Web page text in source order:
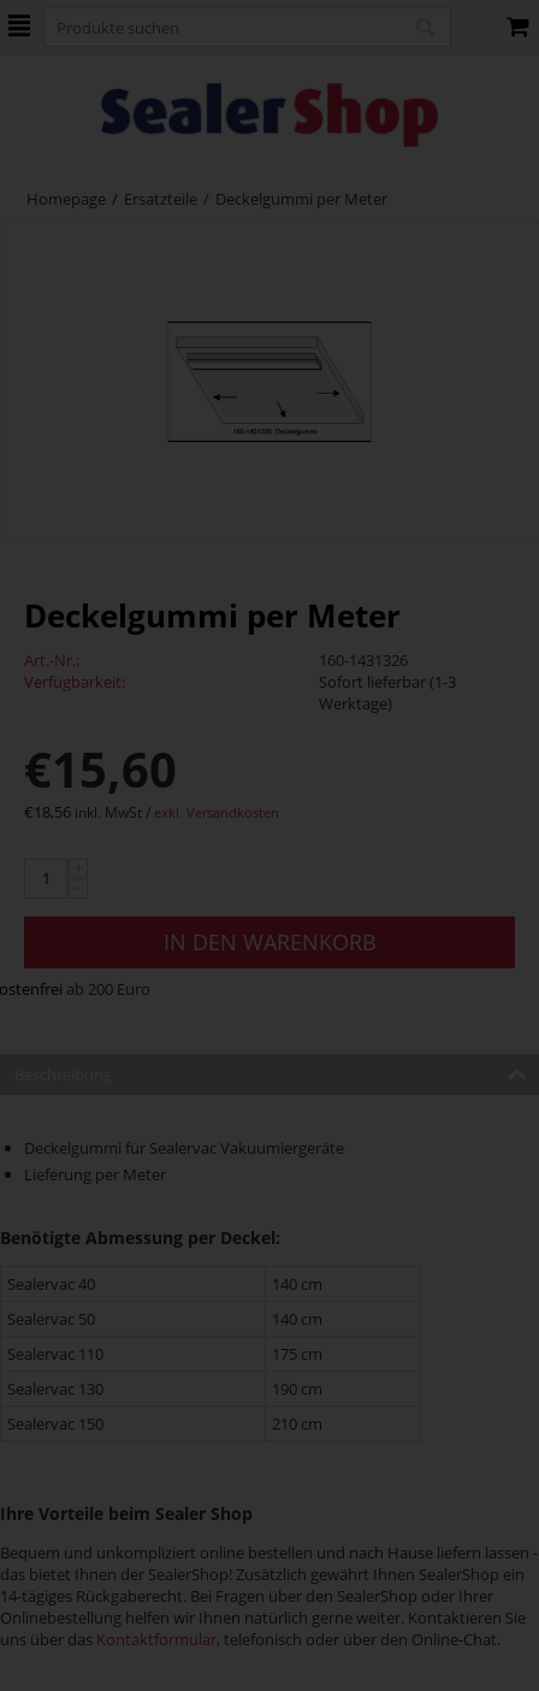
Homepage / Ersatzteile / Deckelgummi per Meter
Deckelgummi per Meter
Art.-Nr.:
160-1431326
Verfügbarkeit:
Sofort lieferbar (1-3
Werktage)
€15,60
€18,56 inkl. MwSt / exkl. Versandkosten
IN DEN WARENKORB
ab 200 Euro
Deckelgummi für Sealervac Vakuumiergeräte
Lieferung per Meter
Benötigte Abmessung per Deckel:
Sealervac 40
140 cm
Sealervac 50
140 cm
Sealervac 110
175 cm
Sealervac 130
190 cm
Sealervac 150
210 cm
Ihre Vorteile beim Sealer Shop
Bequem und unkompliziert online bestellen und nach Hause liefern lassen -
das bietet Ihnen der SealerShop! Zusätzlich gewährt Ihnen SealerShop ein
14-tägiges Rückgaberecht. Bei Fragen über den SealerShop oder Ihrer
Onlinebestellung helfen wir Ihnen natürlich gerne weiter. Kontaktieren Sie
uns über das Kontaktformular, telefonisch oder über den Online-Chat.